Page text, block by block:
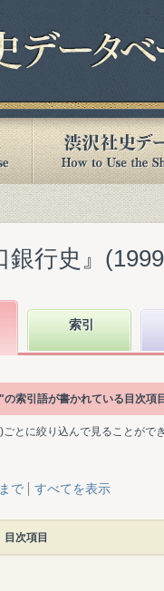
銀行史』
索引
索引語が書かれている目次項
とに絞り込んで見ることがで
で すべてを表示
目次項目